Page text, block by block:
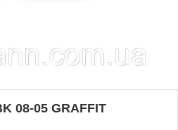
08-05 GRAFFIT